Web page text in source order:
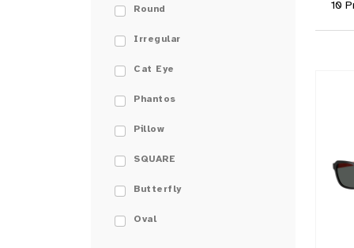
Round
Irregular
Cat Eye
Phantos
Pillow
SQUARE
Butterfly
Oval